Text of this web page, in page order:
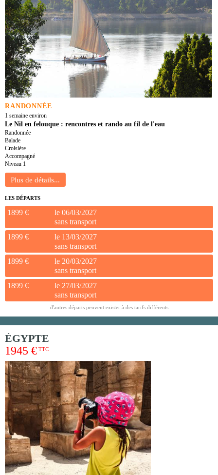
RANDONNÉE
1 semaine environ
Le Nil en felouque : rencontres et rando au fil de l'eau
Randonnée
Balade
Croisière
Accompagné
Niveau 1
LES DÉPARTS
1899 €
le 06/03/2027
sans transport
1899 €
le 13/03/2027
sans transport
1899 €
le 20/03/2027
sans transport
1899 €
le 27/03/2027
sans transport
d'autres départs peuvent exister à des tarifs différents
ÉGYPTE
1945 € TTC